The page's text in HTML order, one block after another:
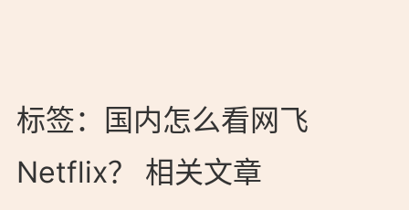
标签：国内怎么看网飞
Netflix？ 相关文章